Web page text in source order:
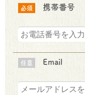
必須 携帯番号
任意 Email